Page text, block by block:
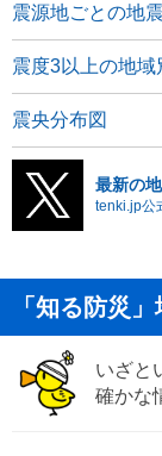
震源地ごとの地
震度3以上の地域
震央分布図
最新の
tenki.jp公
「知る防災
いざと
確かな